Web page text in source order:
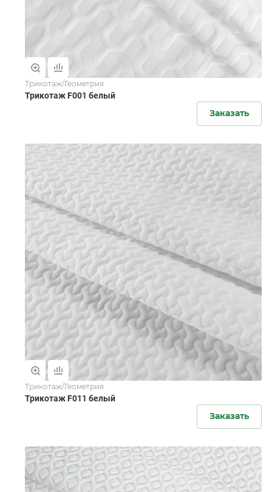
Трикотаж/Геометрия
Трикотаж F001 белый
Заказать
Трикотаж/Геометрия
Трикотаж F011 белый
Заказать